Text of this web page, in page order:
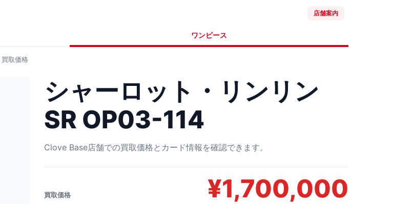
店舗案内
ワンピース
買取価格
シャーロット・リンリン
SR OP03-114
Clove Base店舗での買取価格とカード情報を確認できます。
買取価格 ¥1,700,000